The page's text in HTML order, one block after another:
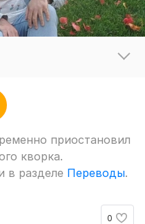
приостановил
кворка.
в разделе Переводы.
0